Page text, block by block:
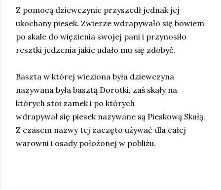
Z pomocą dziewczynie przyszedł jednak jej
ukochany piesek. Zwierze wdrapywało się bowiem
po skale do więzienia swojej pani i przynosiło
resztki jedzenia jakie udało mu się zdobyć.
Baszta w której wieziona była dziewczyna
nazywana była basztą Dorotki, zaś skały na
których stoi zamek i po których
wdrapywał się piesek nazywane są Pieskową Skałą.
Z czasem nazwy tej zaczęto używać dla całej
warowni i osady położonej w pobliżu.